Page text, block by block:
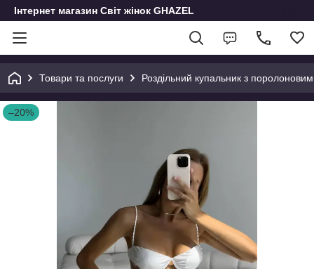
Інтернет магазин Світ жінок GHAZEL
Товари та послуги Роздільний купальник з
–20%